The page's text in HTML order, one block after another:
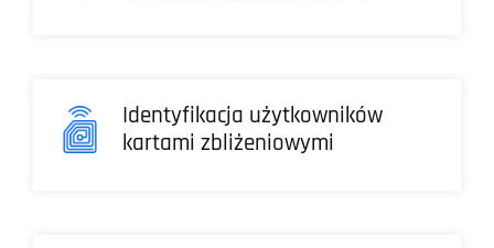
Identyfikacja użytkowników
kartami zbliżeniowymi